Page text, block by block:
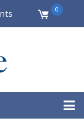
0